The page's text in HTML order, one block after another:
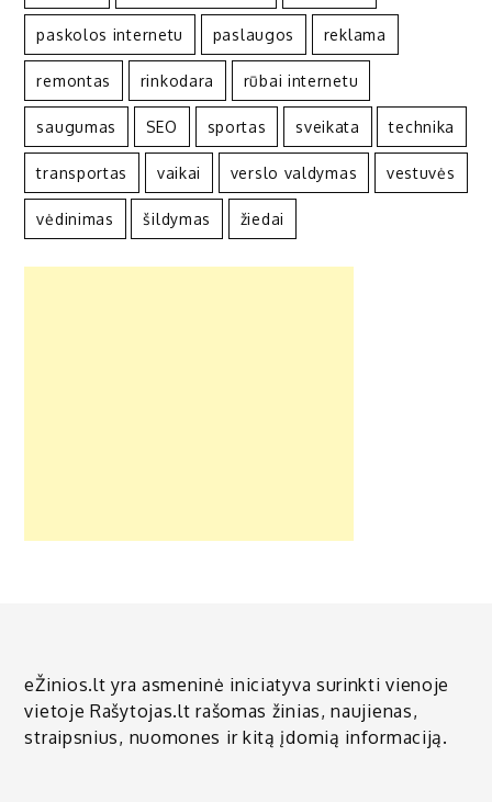
paskolos internetu paslaugos reklama
remontas rinkodara rūbai internetu
saugumas SEO sportas sveikata technika
transportas vaikai verslo valdymas vestuvės
vėdinimas šildymas žiedai
eŽinios.lt yra asmeninė iniciatyva surinkti vienoje
vietoje Rašytojas.lt rašomas žinias, naujienas,
straipsnius, nuomones ir kitą įdomią informaciją.